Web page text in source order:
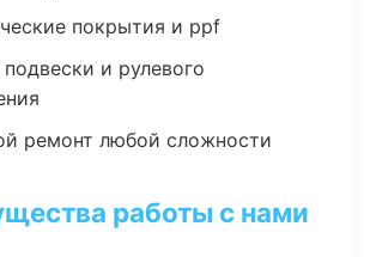
покрытия и ppf
и рулевого
ремонт любой сложности
работы с нами